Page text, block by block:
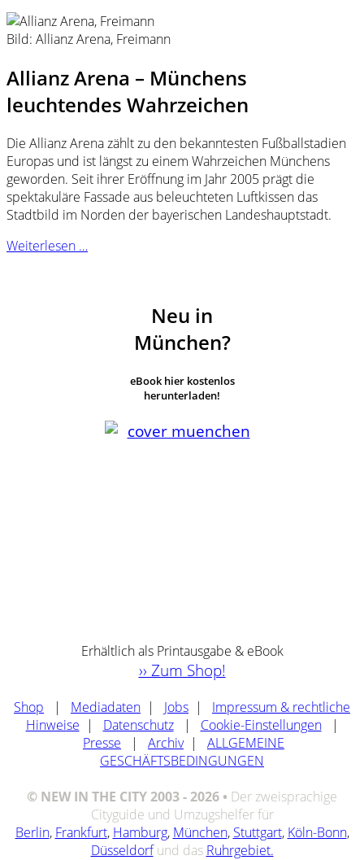
Bild: Allianz Arena, Freimann
Allianz Arena – Münchens
leuchtendes Wahrzeichen
Die Allianz Arena zählt zu den bekanntesten Fußballstadien
Europas und ist längst zu einem Wahrzeichen Münchens
geworden. Seit ihrer Eröffnung im Jahr 2005 prägt die
spektakuläre Fassade aus beleuchteten Luftkissen das
Stadtbild im Norden der bayerischen Landeshauptstadt.
Weiterlesen …
Neu in
München?
eBook hier kostenlos
herunterladen!
Erhältlich als Printausgabe & eBook
›› Zum Shop!
Shop | Mediadaten | Jobs | Impressum & rechtliche
Hinweise | Datenschutz | Cookie-Einstellungen
|
Presse | Archiv | ALLGEMEINE
GESCHÄFTSBEDINGUNGEN
© NEW IN THE CITY 2003 - 2026 • Der zweisprachige
Cityguide und Umzugshelfer für
Berlin, Frankfurt, Hamburg, München, Stuttgart, Köln-Bonn,
Düsseldorf und das Ruhrgebiet.